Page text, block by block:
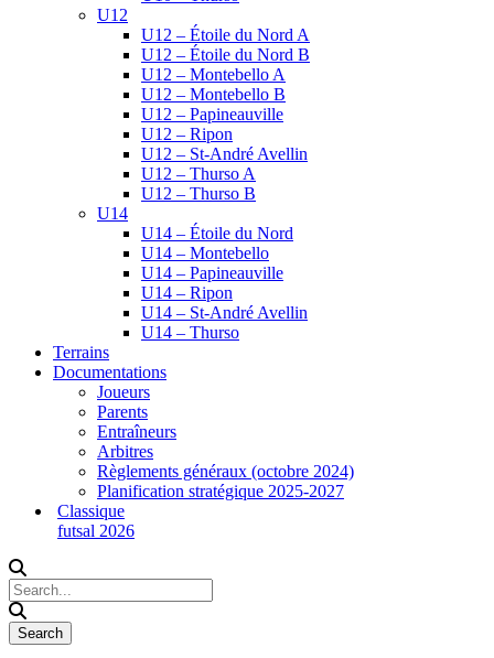
U12
U12 – Étoile du Nord A
U12 – Étoile du Nord B
U12 – Montebello A
U12 – Montebello B
U12 – Papineauville
U12 – Ripon
U12 – St-André Avellin
U12 – Thurso A
U12 – Thurso B
U14
U14 – Étoile du Nord
U14 – Montebello
U14 – Papineauville
U14 – Ripon
U14 – St-André Avellin
U14 – Thurso
Terrains
Documentations
Joueurs
Parents
Entraîneurs
Arbitres
Règlements généraux (octobre 2024)
Planification stratégique 2025-2027
Classique
futsal 2026